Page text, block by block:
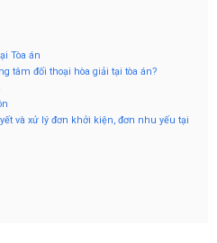
Tòa án
tâm đối thoại hòa giải tại tòa án?
và xử lý đơn khởi kiện, đơn nhu yếu tại